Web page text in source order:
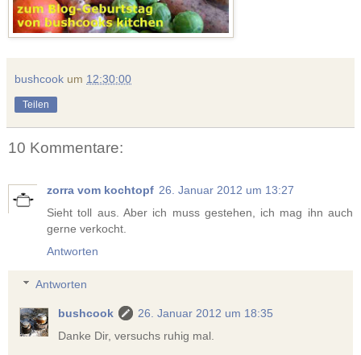
bushcook um 12:30:00
Teilen
10 Kommentare:
zorra vom kochtopf 26. Januar 2012 um 13:27
Sieht toll aus. Aber ich muss gestehen, ich mag ihn auch
gerne verkocht.
Antworten
Antworten
bushcook
26. Januar 2012 um 18:35
Danke Dir, versuchs ruhig mal.